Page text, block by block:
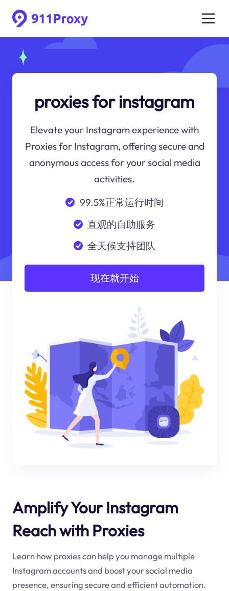
proxies for instagram
Elevate your Instagram experience with
Proxies for Instagram, offering secure and
anonymous access for your social media
activities.
99.5%正常运行时间
直观的自助服务
全天候支持团队
现在就开始
Amplify Your Instagram
Reach with Proxies
Learn how proxies can help you manage multiple
Instagram accounts and boost your social media
presence, ensuring secure and efficient automation.